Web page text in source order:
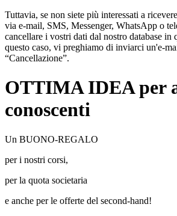
Tuttavia, se non siete più interessati a
via e-mail, SMS, Messenger, WhatsApp o
cancellare i vostri dati dal nostro database in
questo caso, vi preghiamo di inviarci un'e-
“Cancellazione”.
OTTIMA IDEA per
conoscenti
Un BUONO-REGALO
per i nostri corsi,
per la quota societaria
e anche per le offerte del second-hand!